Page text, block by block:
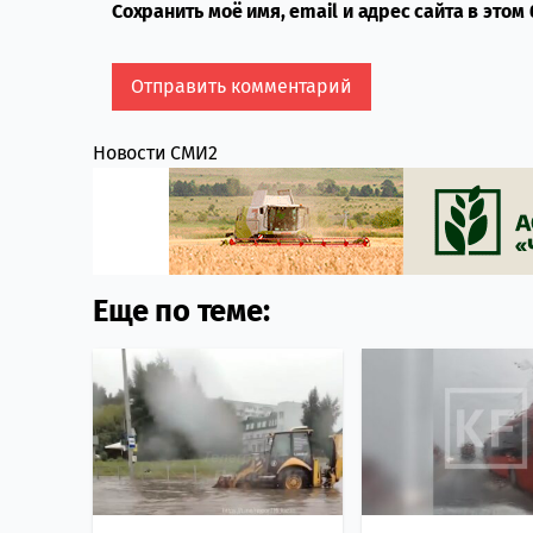
Сохранить моё имя, email и адрес сайта в
Новости СМИ2
Еще по теме: